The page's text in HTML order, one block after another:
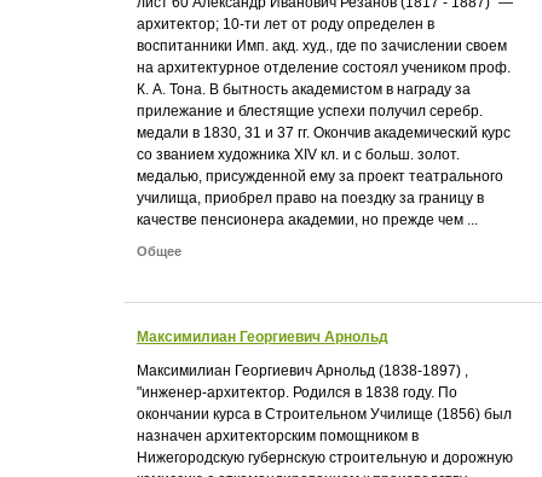
архитектор; 10-ти лет от роду определен в
воспитанники Имп. акд. худ., где по зачислении своем
на архитектурное отделение состоял учеником проф.
К. А. Тона. В бытность академистом в награду за
прилежание и блестящие успехи получил серебр.
медали в 1830, 31 и 37 гг. Окончив академический курс
со званием художника XIV кл. и с больш. золот.
медалью, присужденной ему за проект театрального
училища, приобрел право на поездку за границу в
качестве пенсионера академии, но прежде чем ...
Общее
Максимилиан Георгиевич Арнольд
Максимилиан Георгиевич Арнольд (1838-1897) ,
"инженер-архитектор. Родился в 1838 году. По
окончании курса в Строительном Училище (1856) был
назначен архитекторским помощником в
Нижегородскую губернскую строительную и дорожную